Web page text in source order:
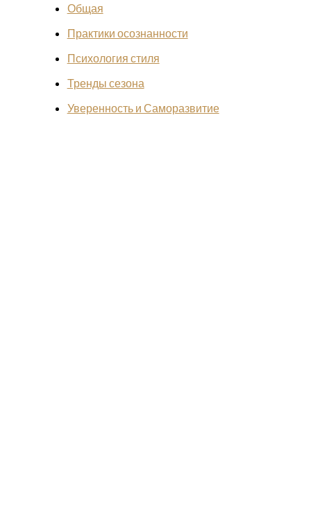
Общая
Практики осознанности
Психология стиля
Тренды сезона
Уверенность и Саморазвитие